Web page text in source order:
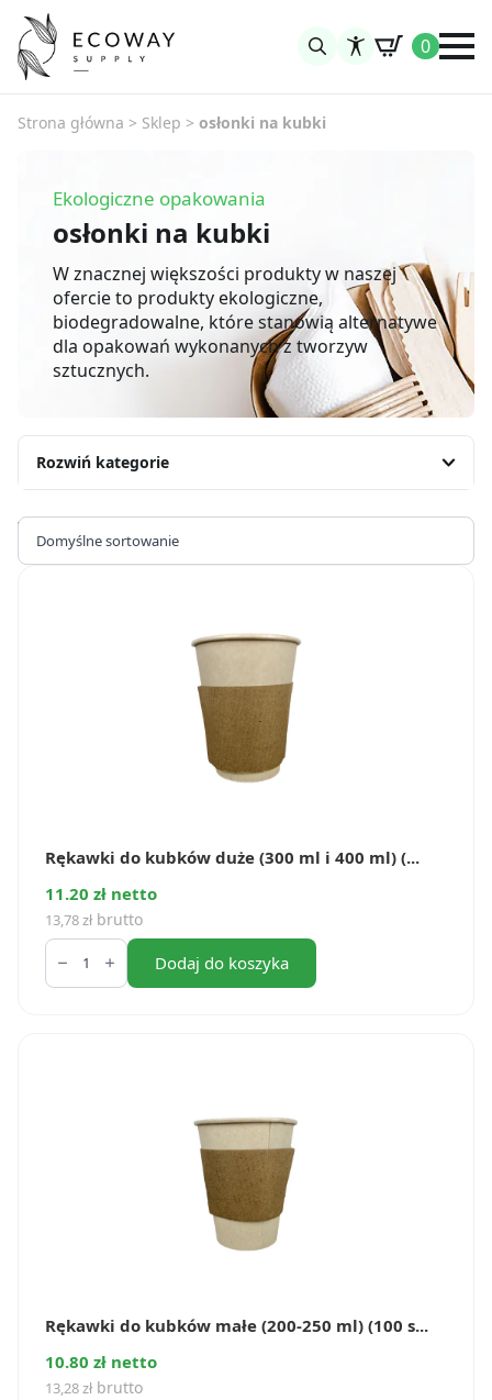
0
Strona główna > Sklep > osłonki na kubki
Ekologiczne opakowania
osłonki na kubki
W znacznej większości produkty w naszej
ofercie to produkty ekologiczne,
biodegradowalne, które stanowią alternatywe
dla opakowań wykonanych z tworzyw
sztucznych.
Rozwiń kategorie
Wyświetlanie wszystkich wyników: 2
Rękawki do kubków duże (300 ml i 400 ml) (...
11.20 zł netto
13,78zł brutto
ilość
Rękawki
do
Dodaj do koszyka
Rękawki do kubków małe (200-250 ml) (100 s...
10.80 zł netto
13,28zł brutto